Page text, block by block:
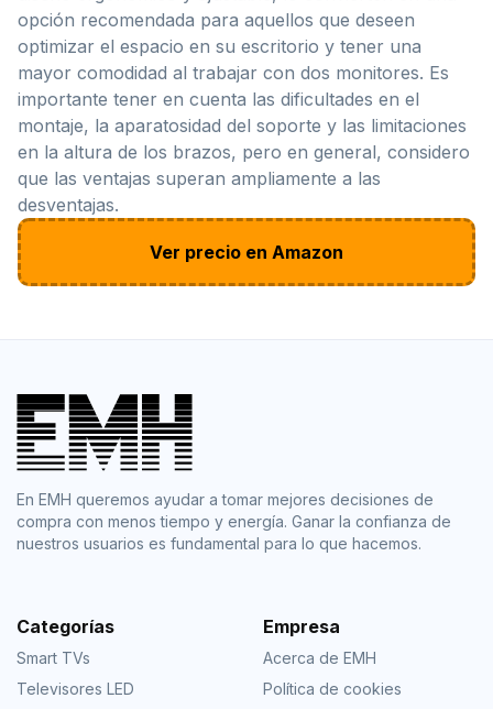
opción recomendada para aquellos que deseen
optimizar el espacio en su escritorio y tener una
mayor comodidad al trabajar con dos monitores. Es
importante tener en cuenta las dificultades en el
montaje, la aparatosidad del soporte y las limitaciones
en la altura de los brazos, pero en general, considero
que las ventajas superan ampliamente a las
desventajas.
Ver precio en Amazon
En EMH queremos ayudar a tomar mejores decisiones de
compra con menos tiempo y energía. Ganar la confianza de
nuestros usuarios es fundamental para lo que hacemos.
Categorías
Smart TVs
Televisores LED
Empresa
Acerca de EMH
Política de cookies